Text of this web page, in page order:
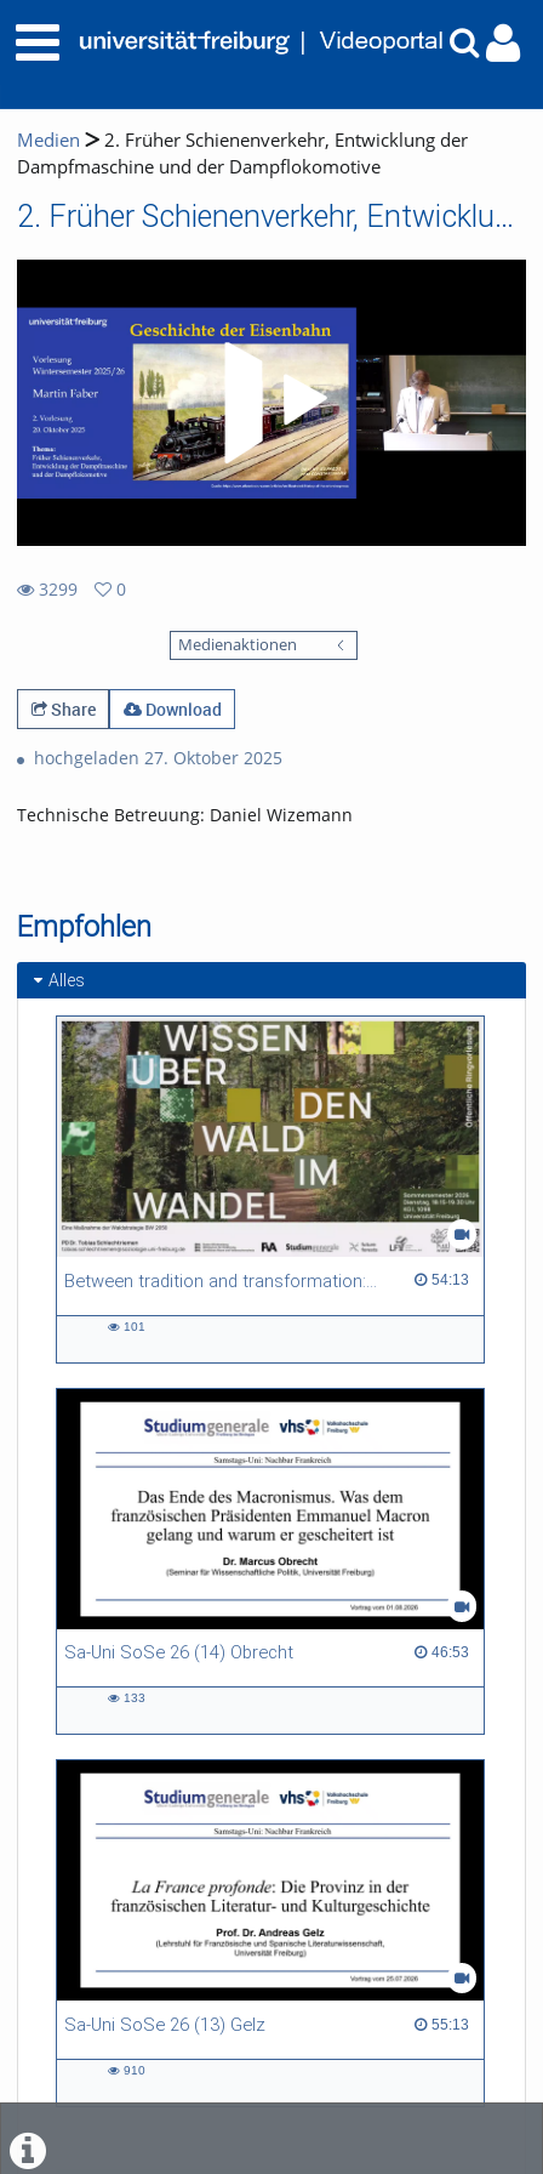
Medien
2. Früher Schienenverkehr, Entwicklung der
Dampfmaschine und der Dampflokomotive
2. Früher Schienenverkehr, Entwicklung der Dampfmaschine und der Dampflokomotive
3299
0
Medienaktionen
Share Download
hochgeladen 27. Oktober 2025
Technische Betreuung: Daniel Wizemann
Empfohlen
Alles
Between tradition and transformation: how owners, advisers and institutions co-create knowledge for resilient forests in Europe 54:13
54:13 duration
101
Sa-Uni SoSe 26 (14) Obrecht 46:53
46:53 duration
133
Sa-Uni SoSe 26 (13) Gelz 55:13
55:13 duration
910